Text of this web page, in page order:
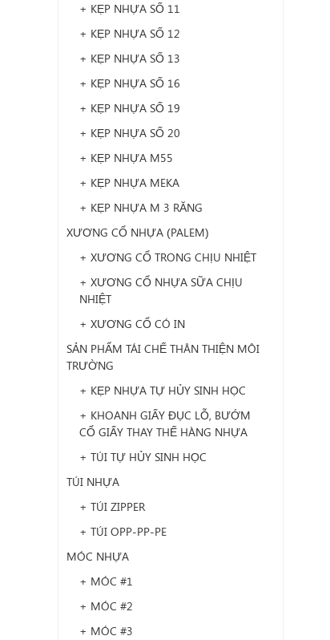
+ KẸP NHỰA SỐ 11
+ KẸP NHỰA SỐ 12
+ KẸP NHỰA SỐ 13
+ KẸP NHỰA SỐ 16
+ KẸP NHỰA SỐ 19
+ KẸP NHỰA SỐ 20
+ KẸP NHỰA M55
+ KẸP NHỰA MEKA
+ KẸP NHỰA M 3 RĂNG
XƯƠNG CỔ NHỰA (PALEM)
+ XƯƠNG CỔ TRONG CHỊU NHIỆT
+ XƯƠNG CỔ NHỰA SỮA CHỊU
NHIỆT
+ XƯƠNG CỔ CÓ IN
SẢN PHẨM TÁI CHẾ THÂN THIỆN MÔI
TRƯỜNG
+ KẸP NHỰA TỰ HỦY SINH HỌC
+ KHOANH GIẤY ĐỤC LỖ, BƯỚM
CỔ GIẤY THAY THẾ HÀNG NHỰA
+ TÚI TỰ HỦY SINH HỌC
TÚI NHỰA
+ TÚI ZIPPER
+ TÚI OPP-PP-PE
MÓC NHỰA
+ MÓC #1
+ MÓC #2
+ MÓC #3